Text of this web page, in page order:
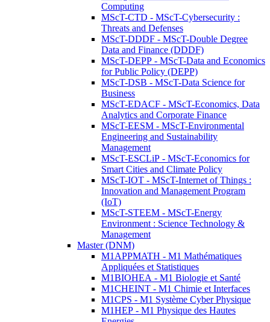
Computing
MScT-CTD - MScT-Cybersecurity :
Threats and Defenses
MScT-DDDF - MScT-Double Degree
Data and Finance (DDDF)
MScT-DEPP - MScT-Data and Economics
for Public Policy (DEPP)
MScT-DSB - MScT-Data Science for
Business
MScT-EDACF - MScT-Economics, Data
Analytics and Corporate Finance
MScT-EESM - MScT-Environmental
Engineering and Sustainability
Management
MScT-ESCLiP - MScT-Economics for
Smart Cities and Climate Policy
MScT-IOT - MScT-Internet of Things :
Innovation and Management Program
(IoT)
MScT-STEEM - MScT-Energy
Environment : Science Technology &
Management
Master (DNM)
M1APPMATH - M1 Mathématiques
Appliquées et Statistiques
M1BIOHEA - M1 Biologie et Santé
M1CHEINT - M1 Chimie et Interfaces
M1CPS - M1 Système Cyber Physique
M1HEP - M1 Physique des Hautes